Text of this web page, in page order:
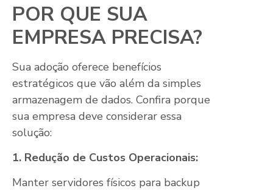
POR QUE SUA
EMPRESA PRECISA?
Sua adoção oferece benefícios
estratégicos que vão além da simples
armazenagem de dados. Confira porque
sua empresa deve considerar essa
solução:
1. Redução de Custos Operacionais:
Manter servidores físicos para backup